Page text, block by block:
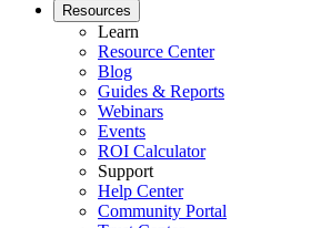
Resources
Learn
Resource Center
Blog
Guides & Reports
Webinars
Events
ROI Calculator
Support
Help Center
Community Portal